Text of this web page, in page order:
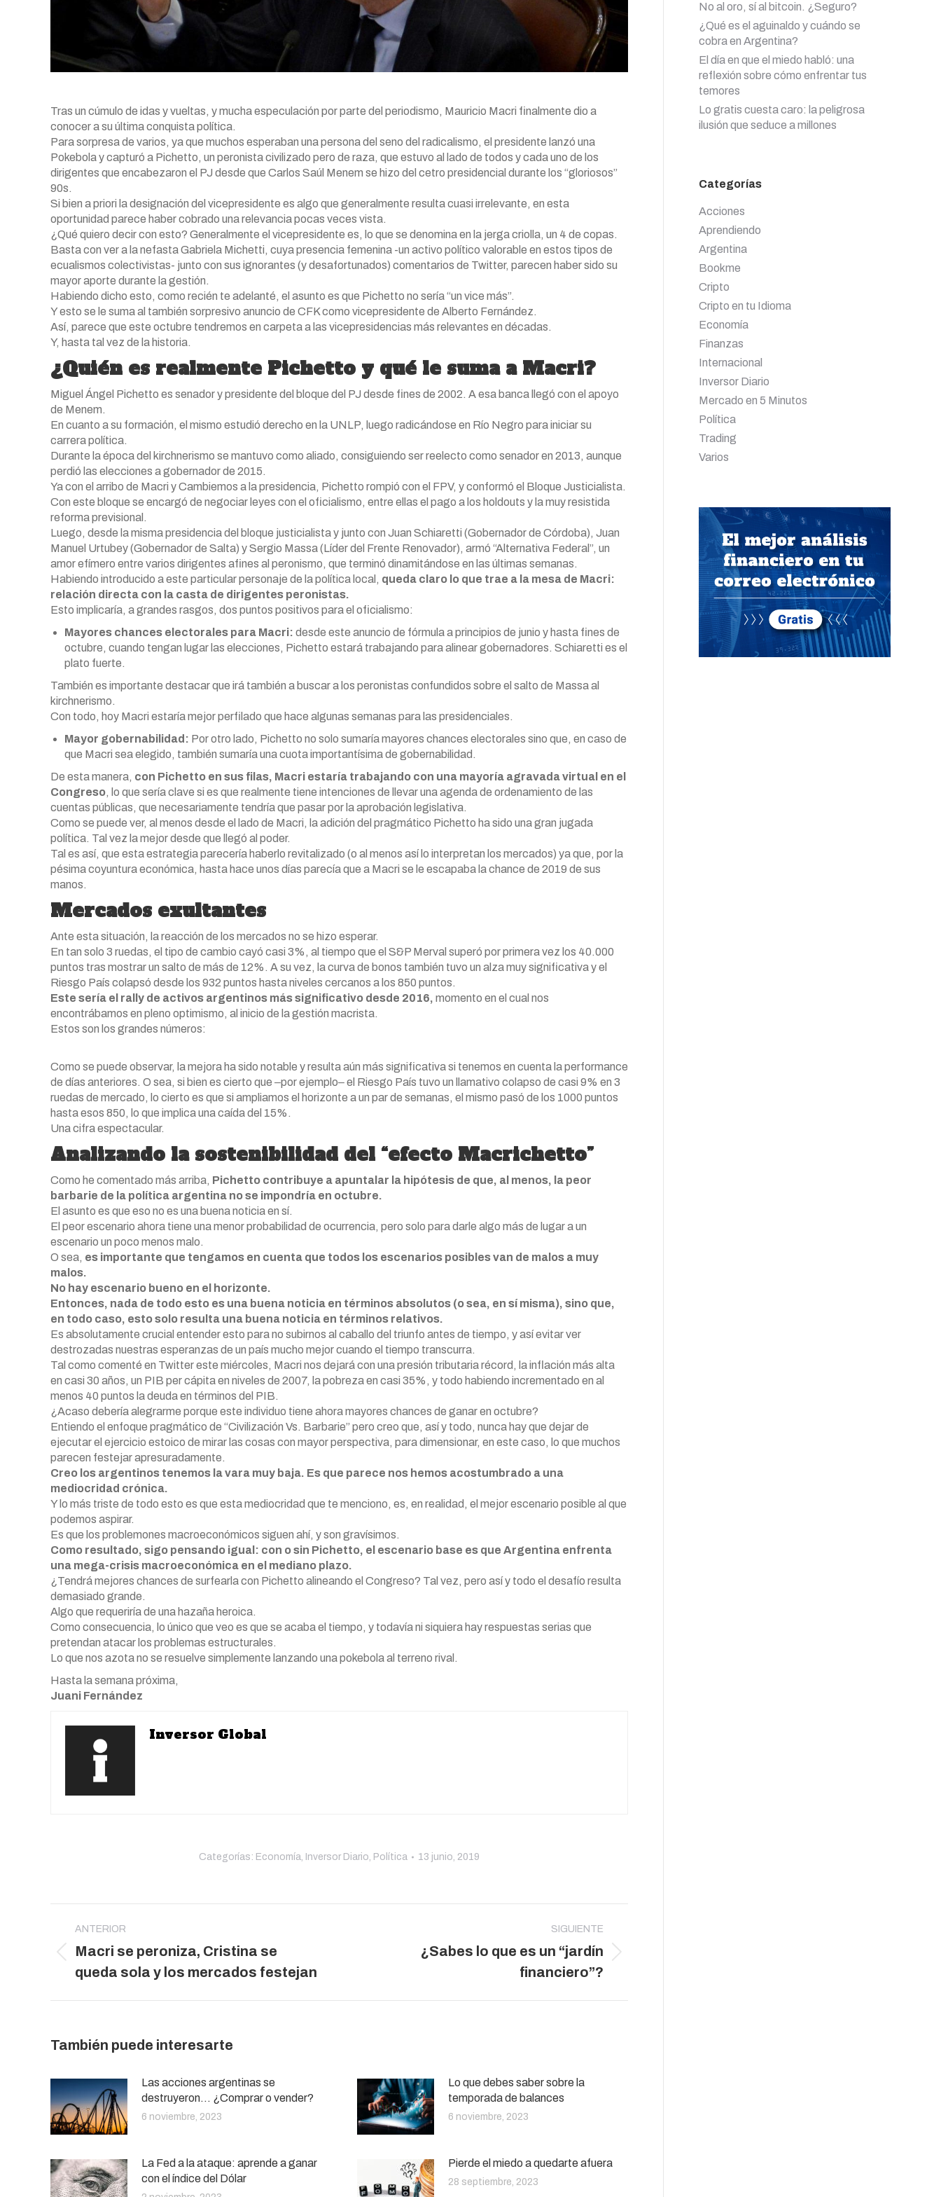
Tras un cúmulo de idas y vueltas, y mucha especulación por parte del periodismo, Mauricio Macri finalmente dio a
conocer a su última conquista política.
Para sorpresa de varios, ya que muchos esperaban una persona del seno del radicalismo, el presidente lanzó una
Pokebola y capturó a Pichetto, un peronista civilizado pero de raza, que estuvo al lado de todos y cada uno de los
dirigentes que encabezaron el PJ desde que Carlos Saúl Menem se hizo del cetro presidencial durante los “gloriosos”
90s.
Si bien a priori la designación del vicepresidente es algo que generalmente resulta cuasi irrelevante, en esta
oportunidad parece haber cobrado una relevancia pocas veces vista.
¿Qué quiero decir con esto? Generalmente el vicepresidente es, lo que se denomina en la jerga criolla, un 4 de copas.
Basta con ver a la nefasta Gabriela Michetti, cuya presencia femenina -un activo político valorable en estos tipos de
ecualismos colectivistas- junto con sus ignorantes (y desafortunados) comentarios de Twitter, parecen haber sido su
mayor aporte durante la gestión.
Habiendo dicho esto, como recién te adelanté, el asunto es que Pichetto no sería “un vice más”.
Y esto se le suma al también sorpresivo anuncio de CFK como vicepresidente de Alberto Fernández.
Así, parece que este octubre tendremos en carpeta a las vicepresidencias más relevantes en décadas.
Y, hasta tal vez de la historia.
¿Quién es realmente Pichetto y qué le suma a Macri?
Miguel Ángel Pichetto es senador y presidente del bloque del PJ desde fines de 2002. A esa banca llegó con el apoyo
de Menem.
En cuanto a su formación, el mismo estudió derecho en la UNLP, luego radicándose en Río Negro para iniciar su
carrera política.
Durante la época del kirchnerismo se mantuvo como aliado, consiguiendo ser reelecto como senador en 2013, aunque
perdió las elecciones a gobernador de 2015.
Ya con el arribo de Macri y Cambiemos a la presidencia, Pichetto rompió con el FPV, y conformó el Bloque Justicialista.
Con este bloque se encargó de negociar leyes con el oficialismo, entre ellas el pago a los holdouts y la muy resistida
reforma previsional.
Luego, desde la misma presidencia del bloque justicialista y junto con Juan Schiaretti (Gobernador de Córdoba), Juan
Manuel Urtubey (Gobernador de Salta) y Sergio Massa (Líder del Frente Renovador), armó “Alternativa Federal”, un
amor efímero entre varios dirigentes afines al peronismo, que terminó dinamitándose en las últimas semanas.
Habiendo introducido a este particular personaje de la política local, queda claro lo que trae a la mesa de Macri:
relación directa con la casta de dirigentes peronistas.
Esto implicaría, a grandes rasgos, dos puntos positivos para el oficialismo:
Mayores chances electorales para Macri: desde este anuncio de fórmula a principios de junio y hasta fines de
octubre, cuando tengan lugar las elecciones, Pichetto estará trabajando para alinear gobernadores. Schiaretti es el
plato fuerte.
También es importante destacar que irá también a buscar a los peronistas confundidos sobre el salto de Massa al
kirchnerismo.
Con todo, hoy Macri estaría mejor perfilado que hace algunas semanas para las presidenciales.
Mayor gobernabilidad: Por otro lado, Pichetto no solo sumaría mayores chances electorales sino que, en caso de
que Macri sea elegido, también sumaría una cuota importantísima de gobernabilidad.
De esta manera, con Pichetto en sus filas, Macri estaría trabajando con una mayoría agravada virtual en el
Congreso, lo que sería clave si es que realmente tiene intenciones de llevar una agenda de ordenamiento de las
cuentas públicas, que necesariamente tendría que pasar por la aprobación legislativa.
Como se puede ver, al menos desde el lado de Macri, la adición del pragmático Pichetto ha sido una gran jugada
política. Tal vez la mejor desde que llegó al poder.
Tal es así, que esta estrategia parecería haberlo revitalizado (o al menos así lo interpretan los mercados) ya que, por la
pésima coyuntura económica, hasta hace unos días parecía que a Macri se le escapaba la chance de 2019 de sus
manos.
Mercados exultantes
Ante esta situación, la reacción de los mercados no se hizo esperar.
En tan solo 3 ruedas, el tipo de cambio cayó casi 3%, al tiempo que el S&P Merval superó por primera vez los 40.000
puntos tras mostrar un salto de más de 12%. A su vez, la curva de bonos también tuvo un alza muy significativa y el
Riesgo País colapsó desde los 932 puntos hasta niveles cercanos a los 850 puntos.
Este sería el rally de activos argentinos más significativo desde 2016, momento en el cual nos
encontrábamos en pleno optimismo, al inicio de la gestión macrista.
Estos son los grandes números:
Como se puede observar, la mejora ha sido notable y resulta aún más significativa si tenemos en cuenta la performance
de días anteriores. O sea, si bien es cierto que ‒por ejemplo‒ el Riesgo País tuvo un llamativo colapso de casi 9% en 3
ruedas de mercado, lo cierto es que si ampliamos el horizonte a un par de semanas, el mismo pasó de los 1000 puntos
hasta esos 850, lo que implica una caída del 15%.
Una cifra espectacular.
Analizando la sostenibilidad del “efecto Macrichetto”
Como he comentado más arriba, Pichetto contribuye a apuntalar la hipótesis de que, al menos, la peor
barbarie de la política argentina no se impondría en octubre.
El asunto es que eso no es una buena noticia en sí.
El peor escenario ahora tiene una menor probabilidad de ocurrencia, pero solo para darle algo más de lugar a un
escenario un poco menos malo.
O sea, es importante que tengamos en cuenta que todos los escenarios posibles van de malos a muy
malos.
No hay escenario bueno en el horizonte.
Entonces, nada de todo esto es una buena noticia en términos absolutos (o sea, en sí misma), sino que,
en todo caso, esto solo resulta una buena noticia en términos relativos.
Es absolutamente crucial entender esto para no subirnos al caballo del triunfo antes de tiempo, y así evitar ver
destrozadas nuestras esperanzas de un país mucho mejor cuando el tiempo transcurra.
Tal como comenté en Twitter este miércoles, Macri nos dejará con una presión tributaria récord, la inflación más alta
en casi 30 años, un PIB per cápita en niveles de 2007, la pobreza en casi 35%, y todo habiendo incrementado en al
menos 40 puntos la deuda en términos del PIB.
¿Acaso debería alegrarme porque este individuo tiene ahora mayores chances de ganar en octubre?
Entiendo el enfoque pragmático de “Civilización Vs. Barbarie” pero creo que, así y todo, nunca hay que dejar de
ejecutar el ejercicio estoico de mirar las cosas con mayor perspectiva, para dimensionar, en este caso, lo que muchos
parecen festejar apresuradamente.
Creo los argentinos tenemos la vara muy baja. Es que parece nos hemos acostumbrado a una
mediocridad crónica.
Y lo más triste de todo esto es que esta mediocridad que te menciono, es, en realidad, el mejor escenario posible al que
podemos aspirar.
Es que los problemones macroeconómicos siguen ahí, y son gravísimos.
Como resultado, sigo pensando igual: con o sin Pichetto, el escenario base es que Argentina enfrenta
una mega-crisis macroeconómica en el mediano plazo.
¿Tendrá mejores chances de surfearla con Pichetto alineando el Congreso? Tal vez, pero así y todo el desafío resulta
demasiado grande.
Algo que requeriría de una hazaña heroica.
Como consecuencia, lo único que veo es que se acaba el tiempo, y todavía ni siquiera hay respuestas serias que
pretendan atacar los problemas estructurales.
Lo que nos azota no se resuelve simplemente lanzando una pokebola al terreno rival.
Hasta la semana próxima,
Juani Fernández
Inversor Global
Categorías: Economía Inversor Diario Política 13 junio, 2019
entre
publicaciones
ANTERIOR
Publicación
anterior:
Macri se peroniza, Cristina se
queda sola y los mercados festejan
SIGUIENTE
¿Sabes lo que es un “jardín
financiero”?
También puede interesarte
Las acciones argentinas se
destruyeron… ¿Comprar o vender?
6 noviembre, 2023
Lo que debes saber sobre la
temporada de balances
6 noviembre, 2023
La Fed a la ataque: aprende a ganar
con el índice del Dólar
Pierde el miedo a quedarte afuera
28 septiembre, 2023
No al oro, sí al bitcoin. ¿Seguro?
¿Qué es el aguinaldo y cuándo se
cobra en Argentina?
El día en que el miedo habló: una
reflexión sobre cómo enfrentar tus
temores
Lo gratis cuesta caro: la peligrosa
ilusión que seduce a millones
Categorías
Acciones
Aprendiendo
Argentina
Bookme
Cripto
Cripto en tu Idioma
Economía
Finanzas
Internacional
Inversor Diario
Mercado en 5 Minutos
Política
Trading
Varios